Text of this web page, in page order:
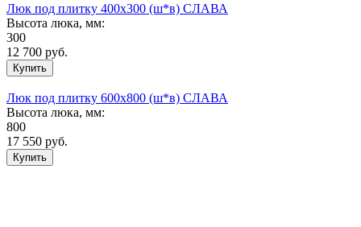
Люк под плитку 400х300 (ш*в) СЛАВА
Высота люка, мм:
300
12 700 руб.
Люк под плитку 600х800 (ш*в) СЛАВА
Высота люка, мм:
800
17 550 руб.